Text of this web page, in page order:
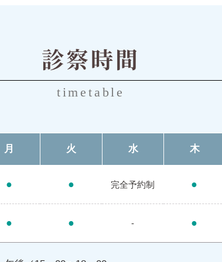
診察時間
timetable
月 火 水 木
● ● 完全予約制 ●
● ● - ●